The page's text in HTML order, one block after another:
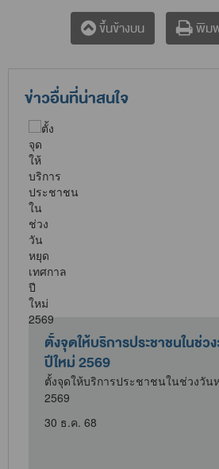
ขึ้นข้างบน พิม
ข่าวอื่นที่น่าสนใจ
ตั้งจุดให้บริการประชาชนในช่
ปีใหม่ 2569
ตั้งจุดให้บริการประชาชนในช่วงวัน
2569
30 ธ.ค. 68